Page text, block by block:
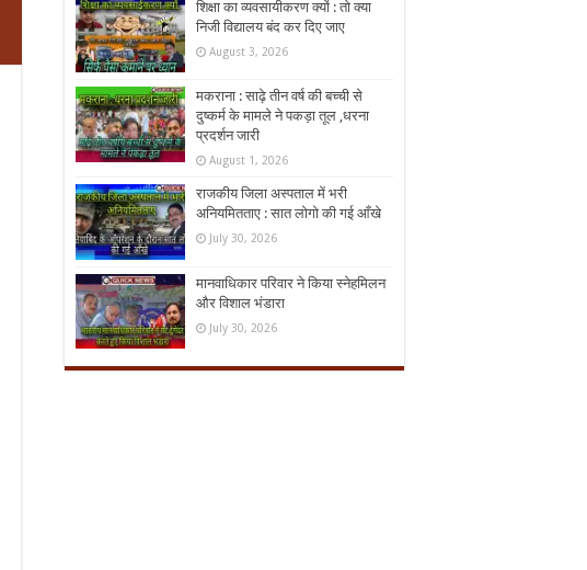
शिक्षा का व्यवसायीकरण क्यों : तो क्या
निजी विद्यालय बंद कर दिए जाए
August 3, 2026
मकराना : साढ़े तीन वर्ष की बच्ची से
दुष्कर्म के मामले ने पकड़ा तूल ,धरना
प्रदर्शन जारी
August 1, 2026
राजकीय जिला अस्पताल में भरी
अनियमितताए : सात लोगो की गई आँखे
July 30, 2026
मानवाधिकार परिवार ने किया स्नेहमिलन
और विशाल भंडारा
July 30, 2026